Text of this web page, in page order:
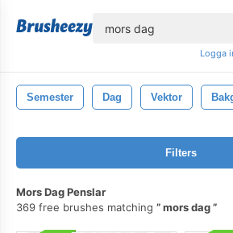
Logga
Semester Dag Vektor
Filters
Mors Dag Penslar
369 free brushes matching
mors dag